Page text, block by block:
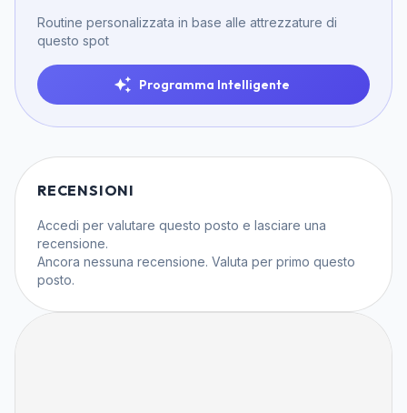
Routine personalizzata in base alle attrezzature di
questo spot
Programma Intelligente
RECENSIONI
Accedi per valutare questo posto e lasciare una
recensione.
Ancora nessuna recensione. Valuta per primo questo
posto.